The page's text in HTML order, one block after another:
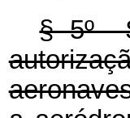
§ 5º